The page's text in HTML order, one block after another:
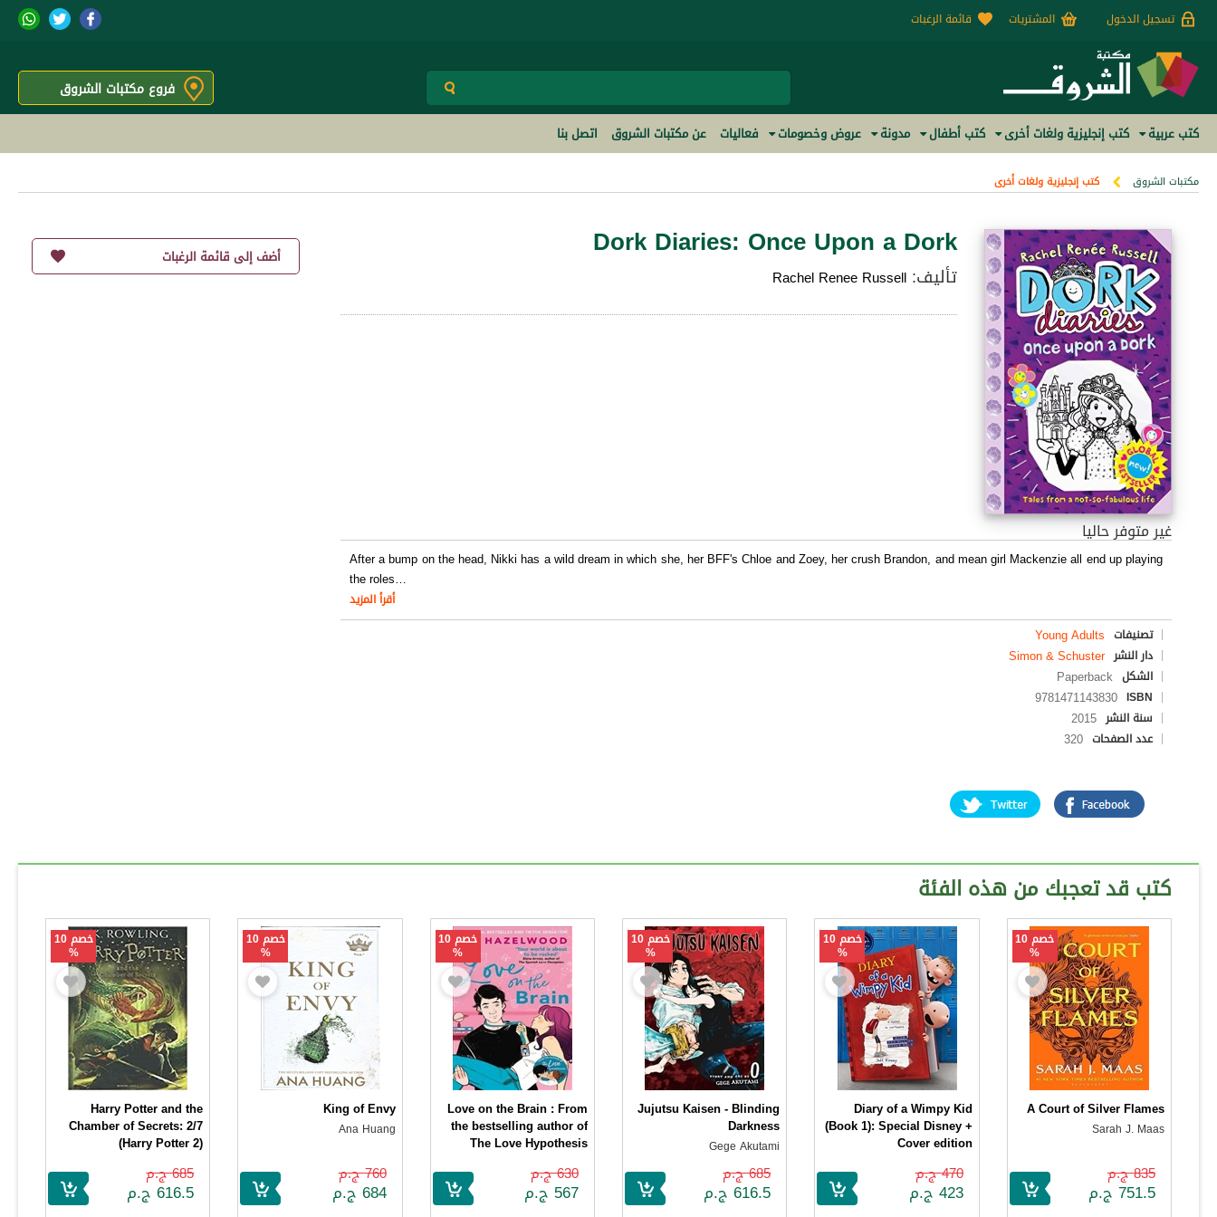
تسجيل الدخول المشتريات قائمة الرغبات
فروع مكتبات الشروق
كتب عربية كتب إنجليزية ولغات أخرى كتب أطفال مدونة عروض وخصومات فعاليات عن مكتبات الشروق اتصل بنا
مكتبات الشروق كتب إنجليزية ولغات أخرى
Dork Diaries: Once Upon a Dork
تأليف: Rachel Renee Russell
غير متوفر حاليا
After a bump on the head, Nikki has a wild dream in which she, her BFF's Chloe and Zoey, her crush Brandon, and mean girl Mackenzie all end up playing
the roles…
أقرأ المزيد
تصنيفات Young Adults
دار النشر Simon & Schuster
الشكل Paperback
ISBN
9781471143830
سنة النشر 2015
عدد الصفحات 320
أضف إلى قائمة الرغبات
كتب قد تعجبك من هذه الفئة
خصم 10
%
A Court of Silver Flames
Sarah J. Maas
835 ج.م
751.5 ج.م
خصم 10
%
Diary of a Wimpy Kid
(Book 1): Special Disney +
Cover edition
Jeff Kinney
470 ج.م
423 ج.م
خصم 10
%
Jujutsu Kaisen - Blinding
Darkness
Gege Akutami
685 ج.م
616.5 ج.م
خصم 10
%
Love on the Brain : From
the bestselling author of
The Love Hypothesis
Ali Hazelwood
630 ج.م
567 ج.م
خصم 10
%
King of Envy
Ana Huang
760 ج.م
684 ج.م
خصم 10
%
Harry Potter and the
Chamber of Secrets: 2/7
(Harry Potter 2)
J.K. Rowling
685 ج.م
616.5 ج.م